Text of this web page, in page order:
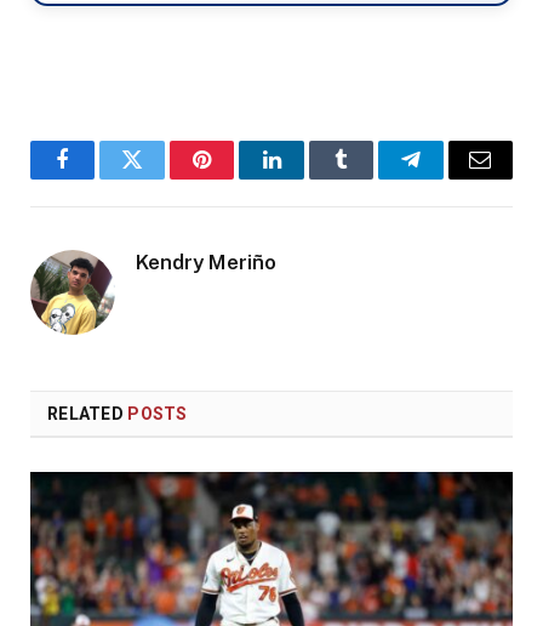
FacebookTwitter PinterestLinkedInTumblr TelegramEmail
Kendry Meriño
RELATED POSTS